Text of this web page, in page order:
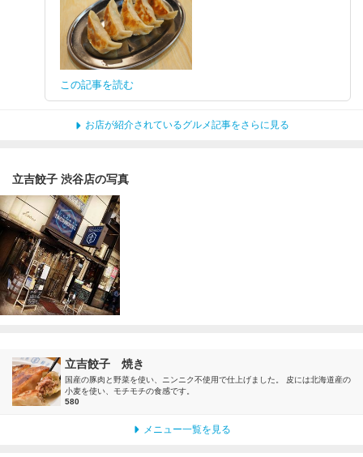
この記事を読む
お店が紹介されているグルメ記事をさらに見る
立吉餃子 渋谷店の写真
立吉餃子 焼き
国産の豚肉と野菜を使い、ニンニク不使用で仕上げました。 皮には北海道産の
小麦を使い、モチモチの食感です。
580
メニュー一覧を見る